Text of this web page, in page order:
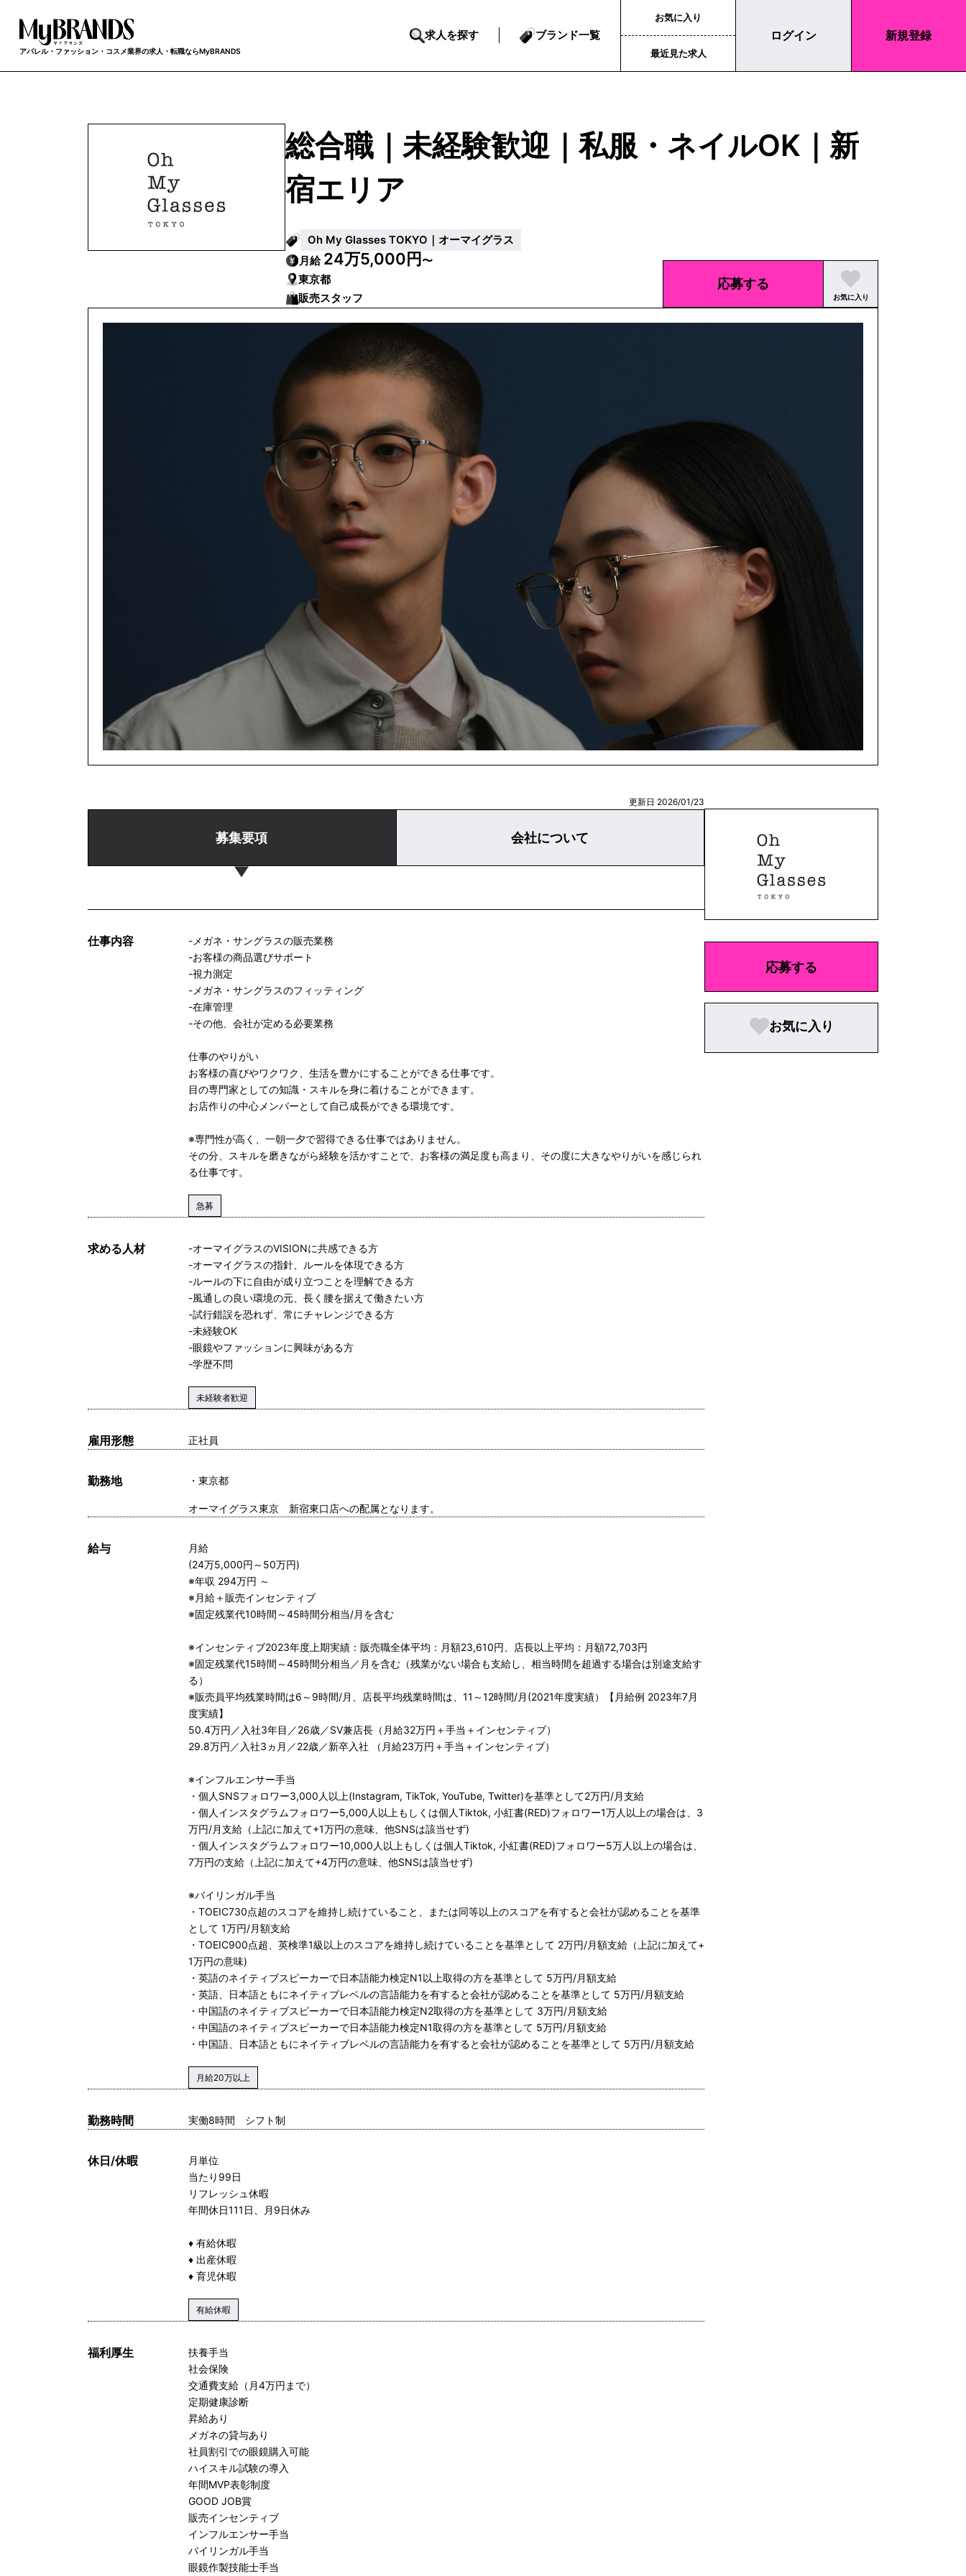
アパレル・ファッション・コスメ業界の求人・転職ならMyBRANDS
求人を探す ブランド一覧
お気に入り
最近見た求人
ログイン 新規登録
総合職｜未経験歓迎｜私服・ネイルOK｜新
宿エリア
Oh My Glasses TOKYO｜オーマイグラス
月給 24万5,000円〜
東京都
販売スタッフ
応募する
お気に入り
更新日 2026/01/23
募集要項 会社について
仕事内容
-メガネ・サングラスの販売業務
-お客様の商品選びサポート
-視力測定
-メガネ・サングラスのフィッティング
-在庫管理
-その他、会社が定める必要業務
仕事のやりがい
お客様の喜びやワクワク、生活を豊かにすることができる仕事です。
目の専門家としての知識・スキルを身に着けることができます。
お店作りの中心メンバーとして自己成長ができる環境です。
※専門性が高く、一朝一夕で習得できる仕事ではありません。
その分、スキルを磨きながら経験を活かすことで、お客様の満足度も高まり、その度に大きなやりがいを感じられ
る仕事です。
急募
求める人材
-オーマイグラスのVISIONに共感できる方
-オーマイグラスの指針、ルールを体現できる方
-ルールの下に自由が成り立つことを理解できる方
-風通しの良い環境の元、長く腰を据えて働きたい方
-試行錯誤を恐れず、常にチャレンジできる方
-未経験OK
-眼鏡やファッションに興味がある方
-学歴不問
未経験者歓迎
雇用形態 正社員
勤務地 東京都
オーマイグラス東京 新宿東口店への配属となります。
給与
月給
(24万5,000円～50万円)
※年収 294万円 ～
※月給＋販売インセンティブ
※固定残業代10時間～45時間分相当/月を含む
※インセンティブ2023年度上期実績：販売職全体平均：月額23,610円、店長以上平均：月額72,703円
※固定残業代15時間～45時間分相当／月を含む（残業がない場合も支給し、相当時間を超過する場合は別途支給す
る）
※販売員平均残業時間は6～9時間/月、店長平均残業時間は、11～12時間/月(2021年度実績）【月給例 2023年7月
度実績】
50.4万円／入社3年目／26歳／SV兼店長（月給32万円＋手当＋インセンティブ）
29.8万円／入社3ヵ月／22歳／新卒入社 （月給23万円＋手当＋インセンティブ）
※インフルエンサー手当
・個人SNSフォロワー3,000人以上(Instagram, TikTok, YouTube, Twitter)を基準として2万円/月支給
・個人インスタグラムフォロワー5,000人以上もしくは個人Tiktok, 小紅書(RED)フォロワー1万人以上の場合は、3
万円/月支給（上記に加えて+1万円の意味、他SNSは該当せず)
・個人インスタグラムフォロワー10,000人以上もしくは個人Tiktok, 小紅書(RED)フォロワー5万人以上の場合は、
7万円の支給（上記に加えて+4万円の意味、他SNSは該当せず)
※バイリンガル手当
・TOEIC730点超のスコアを維持し続けていること、または同等以上のスコアを有すると会社が認めることを基準
として 1万円/月額支給
・TOEIC900点超、英検準1級以上のスコアを維持し続けていることを基準として 2万円/月額支給（上記に加えて+
1万円の意味)
・英語のネイティブスピーカーで日本語能力検定N1以上取得の方を基準として 5万円/月額支給
・英語、日本語ともにネイティブレベルの言語能力を有すると会社が認めることを基準として 5万円/月額支給
・中国語のネイティブスピーカーで日本語能力検定N2取得の方を基準として 3万円/月額支給
・中国語のネイティブスピーカーで日本語能力検定N1取得の方を基準として 5万円/月額支給
・中国語、日本語ともにネイティブレベルの言語能力を有すると会社が認めることを基準として 5万円/月額支給
月給20万以上
勤務時間 実働8時間 シフト制
休日/休暇
月単位
当たり99日
リフレッシュ休暇
年間休日111日、月9日休み
♦ 有給休暇
♦ 出産休暇
♦ 育児休暇
有給休暇
福利厚生
扶養手当
社会保険
交通費支給（月4万円まで）
定期健康診断
昇給あり
メガネの貸与あり
社員割引での眼鏡購入可能
ハイスキル試験の導入
年間MVP表彰制度
GOOD JOB賞
販売インセンティブ
インフルエンサー手当
バイリンガル手当
眼鏡作製技能士手当
応募する
お気に入り